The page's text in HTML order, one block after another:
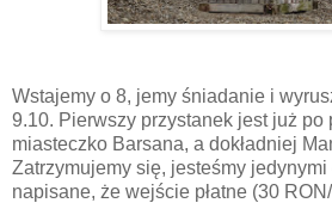
Wstajemy o 8, jemy śniadanie i
9.10. Pierwszy przystanek jest już po
miasteczko Barsana, a dokładniej
Zatrzymujemy się, jesteśmy jedynymi
napisane, że wejście płatne (30